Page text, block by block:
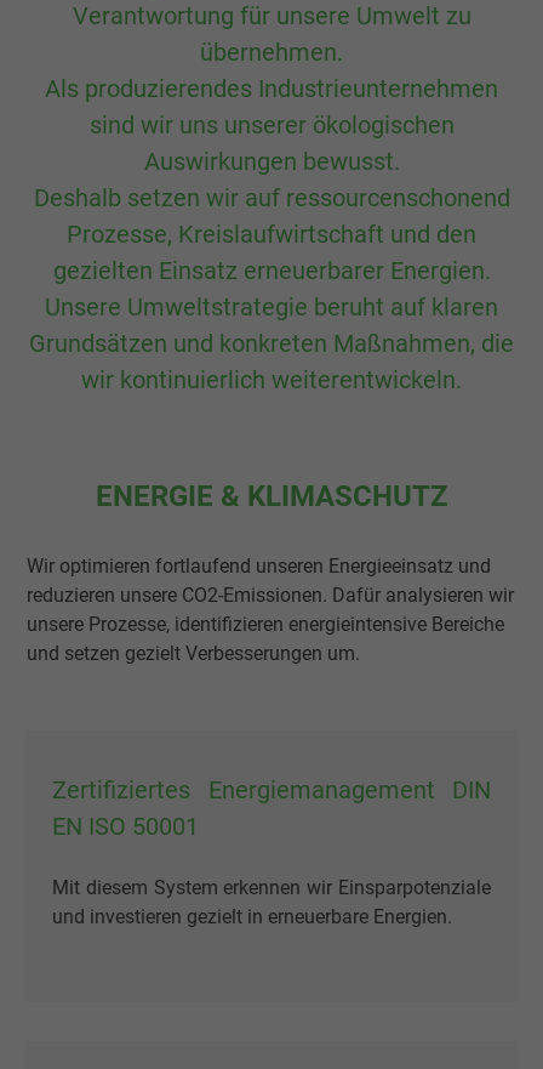
Verantwortung für unsere Umwelt zu
übernehmen.
Als produzierendes Industrieunternehmen
sind wir uns unserer ökologischen
Auswirkungen bewusst.
Deshalb setzen wir auf ressourcenschonend
Prozesse, Kreislaufwirtschaft und den
gezielten Einsatz erneuerbarer Energien.
Unsere Umweltstrategie beruht auf klaren
Grundsätzen und konkreten Maßnahmen, die
wir kontinuierlich weiterentwickeln.
ENERGIE & KLIMASCHUTZ
Wir optimieren fortlaufend unseren Energieeinsatz und
reduzieren unsere CO2-Emissionen. Dafür analysieren wir
unsere Prozesse, identifizieren energieintensive Bereiche
und setzen gezielt Verbesserungen um.
Zertifiziertes Energiemanagement DIN
EN ISO 50001
Mit diesem System erkennen wir Einsparpotenziale
und investieren gezielt in erneuerbare Energien.